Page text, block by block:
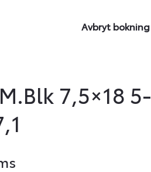
Avbryt bokning
7,5×18 5-